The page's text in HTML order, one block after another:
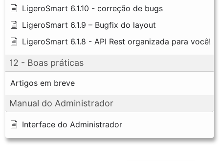
LigeroSmart 6.1.10 - correção de bugs
LigeroSmart 6.1.9 – Bugfix do layout
LigeroSmart 6.1.8 - API Rest organizada para você!
12 - Boas práticas
Artigos em breve
Manual do Administrador
Interface do Administrador